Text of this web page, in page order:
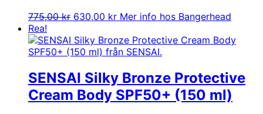
775,00kr Det
priset
var:
630,00 krDet
priset
är:
Mer info hos Bangerhead
Rea!
SENSAI Silky Bronze Protective
Cream Body SPF50+ (150 ml)